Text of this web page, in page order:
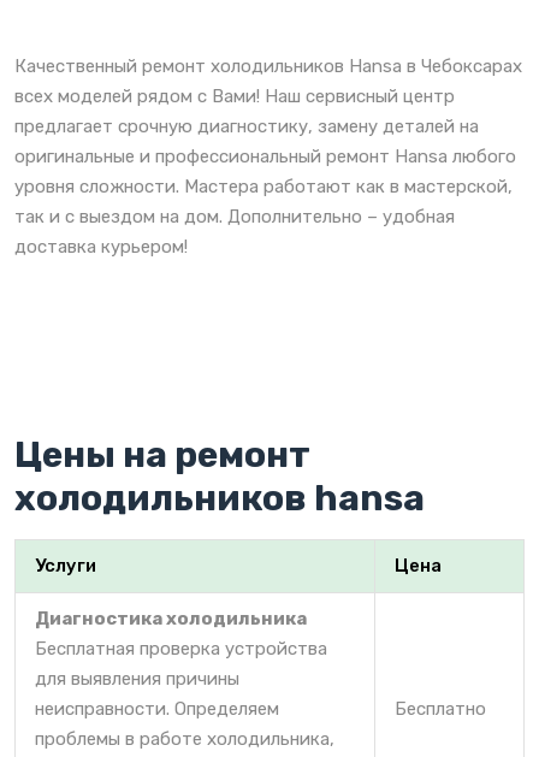
Качественный ремонт холодильников Hansa в Чебоксарах
всех моделей рядом с Вами! Наш сервисный центр
предлагает срочную диагностику, замену деталей на
оригинальные и профессиональный ремонт Hansa любого
уровня сложности. Мастера работают как в мастерской,
так и с выездом на дом. Дополнительно – удобная
доставка курьером!
Цены на ремонт
холодильников hansa
Услуги Цена
Диагностика холодильника
Бесплатная проверка устройства
для выявления причины
неисправности. Определяем
проблемы в работе холодильника,
Бесплатно